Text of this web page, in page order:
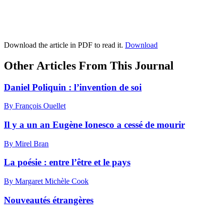
Download the article in PDF to read it. Download
Other Articles From This Journal
Daniel Poliquin : l’invention de soi
By François Ouellet
Il y a un an Eugène Ionesco a cessé de mourir
By Mirel Bran
La poésie : entre l’être et le pays
By Margaret Michèle Cook
Nouveautés étrangères